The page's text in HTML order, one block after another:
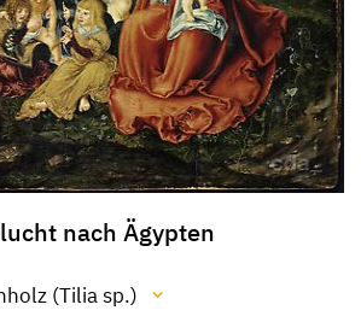
nach Ägypten
(Tilia sp.)